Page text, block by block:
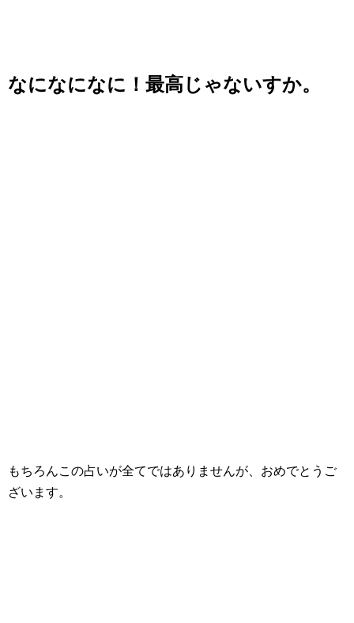
なになになに！最高じゃないすか。
もちろんこの占いが全てではありませんが、おめでとうご
ざいます。